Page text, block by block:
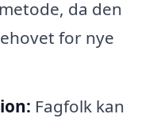
da den
for nye
Fagfolk kan